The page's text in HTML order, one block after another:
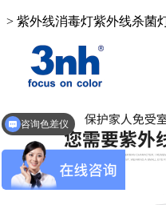
> 紫外线消毒灯紫外线杀菌
咨询分光测色仪